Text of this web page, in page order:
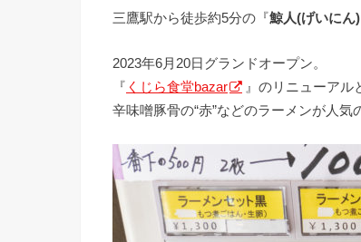
三鷹駅から徒歩約5分の『鯨人(げいにん)
2023年6月20日グランドオープン。
『 くじら食堂bazar
』のリニューアル
辛味噌豚骨の“赤”などのラーメンが人気